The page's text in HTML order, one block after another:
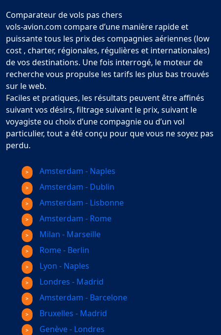
Comparateur de vols pas chers
vols-avion.com compare d’une manière rapide et
puissante tous les prix des compagnies aériennes (low
cost , charter, régionales, régulières et internationales)
de vos destinations. Une fois interrogé, le moteur de
recherche vous propulse les tarifs les plus bas trouvés
sur le web.
Faciles et pratiques, les résultats peuvent être affinés
suivant vos désirs, filtrage suivant le prix, suivant le
voyagiste ou choix d’une compagnie ou d’un vol
particulier, tout a été conçu pour que vous ne soyez pas
perdu.
Amsterdam - Naples
Amsterdam - Dublin
Amsterdam - Lisbonne
Amsterdam - Rome
Milan - Marseille
Rome - Berlin
Lyon - Naples
Londres - Madrid
Amsterdam - Barcelone
Bruxelles - Madrid
Genève - Londres